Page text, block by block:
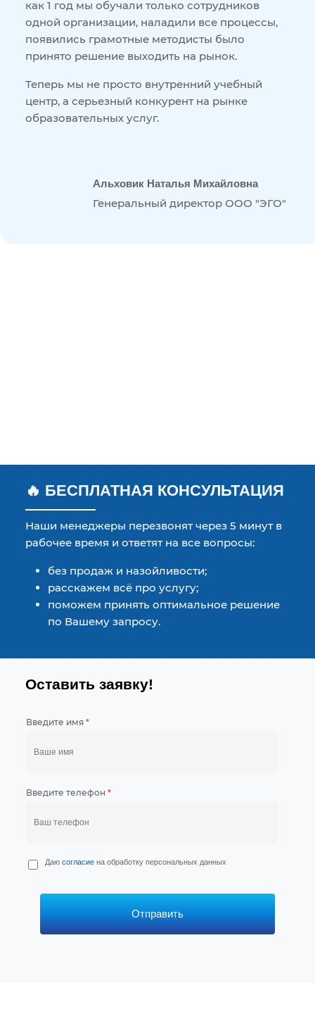
как 1 год мы обучали только сотрудников
одной организации, наладили все процессы,
появились грамотные методисты было
принято решение выходить на рынок.
Теперь мы не просто внутренний учебный
центр, а серьезный конкурент на рынке
образовательных услуг.
Альховик Наталья Михайловна
Генеральный директор ООО "ЭГО"
🔥 БЕСПЛАТНАЯ КОНСУЛЬТАЦИЯ
Наши менеджеры перезвонят через 5 минут в
рабочее время и ответят на все вопросы:
без продаж и назойливости;
расскажем всё про услугу;
поможем принять оптимальное решение
по Вашему запросу.
Оставить заявку!
Введите имя *
Введите телефон *
П
е
Даю согласиена обработку персональных данных
Отправить